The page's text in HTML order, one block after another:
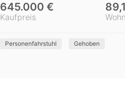
Kaufpreis
645.000 €
Personenfahrstuhl Gehoben